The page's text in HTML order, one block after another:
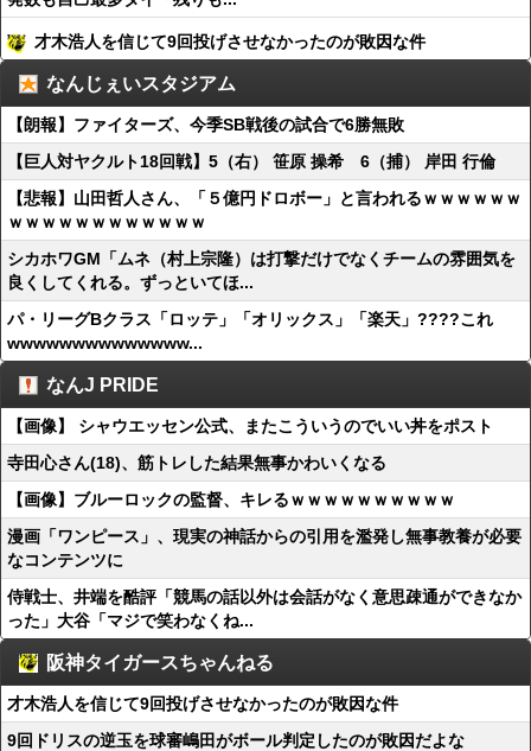
才木浩人を信じて9回投げさせなかったのが敗因な件
なんじぇいスタジアム
【朗報】ファイターズ、今季SB戦後の試合で6勝無敗
【巨人対ヤクルト18回戦】5（右） 笹原 操希 6（捕） 岸田 行倫
【悲報】山田哲人さん、「５億円ドロボー」と言われるｗｗｗｗｗｗ
ｗｗｗｗｗｗｗｗｗｗｗｗ
シカホワGM「ムネ（村上宗隆）は打撃だけでなくチームの雰囲気を
良くしてくれる。ずっといてほ...
パ・リーグBクラス「ロッテ」「オリックス」「楽天」????これ
wwwwwwwwwwwwww...
なんJ PRIDE
【画像】 シャウエッセン公式、またこういうのでいい丼をポスト
寺田心さん(18)、筋トレした結果無事かわいくなる
【画像】ブルーロックの監督、キレるｗｗｗｗｗｗｗｗｗｗ
漫画「ワンピース」、現実の神話からの引用を濫発し無事教養が必要
なコンテンツに
侍戦士、井端を酷評「競馬の話以外は会話がなく意思疎通ができなか
った」大谷「マジで笑わなくね...
阪神タイガースちゃんねる
才木浩人を信じて9回投げさせなかったのが敗因な件
9回ドリスの逆玉を球審嶋田がボール判定したのが敗因だよな